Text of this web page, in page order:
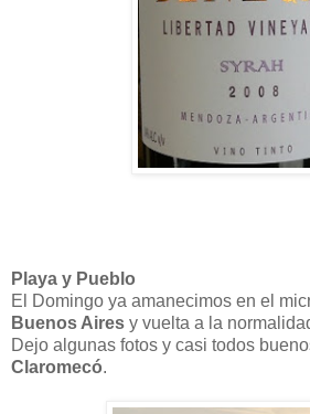
Playa y Pueblo
El Domingo ya amanecimos en el
Buenos Aires y vuelta a la
Dejo algunas fotos y casi todos
Claromecó.